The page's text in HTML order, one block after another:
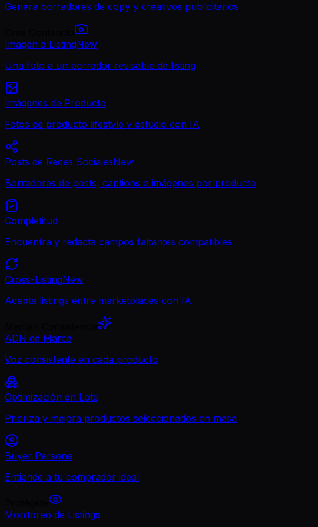
Genera borradores de copy y creativos publicitarios
Imagen a ListingNew
Una foto a un borrador revisable de listing
Imágenes de Producto
Fotos de producto lifestyle y estudio con IA
Posts de Redes SocialesNew
Borradores de posts, captions e imágenes por producto
Completitud
Encuentra y redacta campos faltantes compatibles
Cross-ListingNew
Adapta listings entre marketplaces con IA
ADN de Marca
Voz consistente en cada producto
Optimización en Lote
Prioriza y mejora productos seleccionados en masa
Buyer Persona
Entiende a tu comprador ideal
Monitoreo de Listings